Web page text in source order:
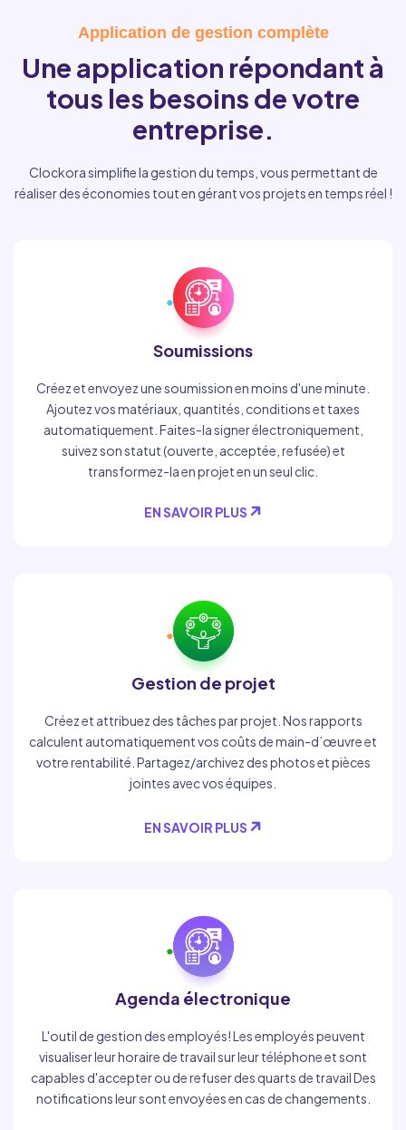
Application de gestion complète
Une application répondant à
tous les besoins de votre
entreprise.
Clockora simplifie la gestion du temps, vous permettant de
réaliser des économies tout en gérant vos projets en temps réel !
Soumissions
Créez et envoyez une soumission en moins d'une minute.
Ajoutez vos matériaux, quantités, conditions et taxes
automatiquement. Faites-la signer électroniquement,
suivez son statut (ouverte, acceptée, refusée) et
transformez-la en projet en un seul clic.
EN SAVOIR PLUS
Gestion de projet
Créez et attribuez des tâches par projet. Nos rapports
calculent automatiquement vos coûts de main-d’œuvre et
votre rentabilité. Partagez/archivez des photos et pièces
jointes avec vos équipes.
EN SAVOIR PLUS
Agenda électronique
L'outil de gestion des employés! Les employés peuvent
visualiser leur horaire de travail sur leur téléphone et sont
capables d'accepter ou de refuser des quarts de travail Des
notifications leur sont envoyées en cas de changements.